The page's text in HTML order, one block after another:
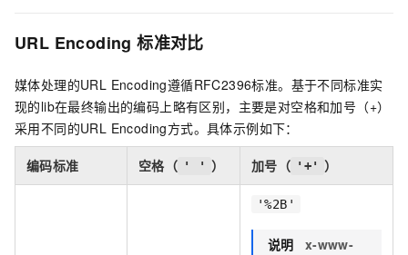
URL Encoding 标准对比
媒体处理的URL Encoding遵循RFC2396标准。基于不同标准实
现的lib在最终输出的编码上略有区别，主要是对空格和加号（+）
采用不同的URL Encoding方式。具体示例如下：
编码标准 空格（ ' ' ） 加号（ '+' ）
'%2B'
说明
x-www-